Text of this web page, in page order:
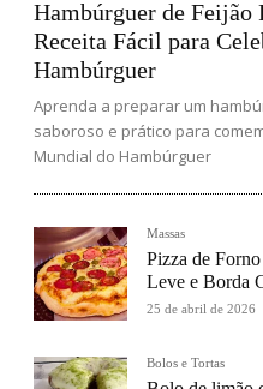
Hambúrguer de Feijão
Receita Fácil para
Hambúrguer
Aprenda a preparar um
saboroso e prático para
Mundial do Hambúrguer
Massas
Pizza de
Leve e Borda
25 de abril de 2026
Bolos e Tortas